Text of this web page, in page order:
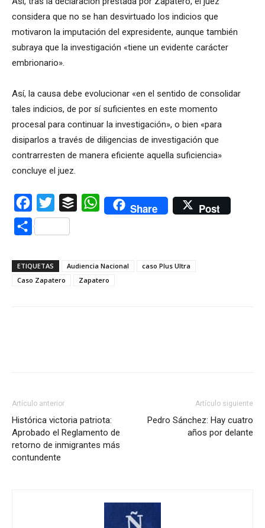
considera que no se han desvirtuado los indicios que
motivaron la imputación del expresidente, aunque también
subraya que la investigación «tiene un evidente carácter
embrionario».
Así, la causa debe evolucionar «en el sentido de consolidar
tales indicios, de por sí suficientes en este momento
procesal para continuar la investigación», o bien «para
disiparlos a través de diligencias de investigación que
contrarresten de manera eficiente aquella suficiencia»
concluye el juez.
Facebook
Twitter Buffer WhatsAppShare Post
Compartir
ETIQUETAS Audiencia Nacional
caso Plus Ultra
Caso Zapatero
Zapatero
Artículo anterior
Histórica victoria patriota:
Aprobado el Reglamento de
retorno de inmigrantes más
contundente
Artículo siguiente
Pedro Sánchez: Hay cuatro
años por delante